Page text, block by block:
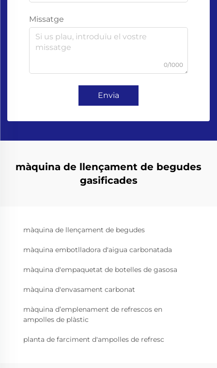
Missatge
0/1000
Envia
màquina de llençament de begudes
gasificades
màquina de llençament de begudes
màquina embotlladora d'aigua carbonatada
màquina d'empaquetat de botelles de gasosa
màquina d'envasament carbonat
màquina d’emplenament de refrescos en
ampolles de plàstic
planta de farciment d'ampolles de refresc